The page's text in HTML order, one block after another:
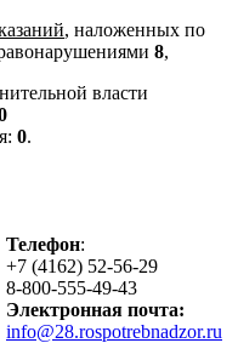
, наложенных по
8,
власти
0.
Телефон:
+7 (4162) 52-56-29
8-800-555-49-43
Электронная почта:
info@28.rospotrebnadzor.ru